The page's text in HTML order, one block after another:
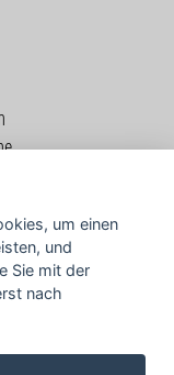
um einen
und
Sie mit der
nach